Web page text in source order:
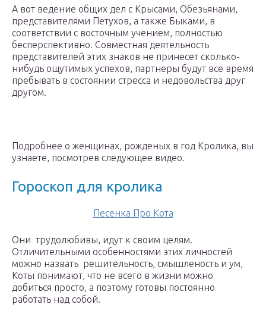
А вот ведение общих дел с Крысами, Обезьянами,
представителями Петухов, а также Быками, в
соответствии с восточным учением, полностью
бесперспективно. Совместная деятельность
представителей этих знаков не принесет сколько-
нибудь ощутимых успехов, партнеры будут все время
пребывать в состоянии стресса и недовольства друг
другом.
Подробнее о женщинах, рожденых в год Кролика, вы
узнаете, посмотрев следующее видео.
Гороскоп для кролика
Песенка Про Кота
Они трудолюбивы, идут к своим целям.
Отличительными особенностями этих личностей
можно назвать решительность, смышленость и ум,
Коты понимают, что не всего в жизни можно
добиться просто, а поэтому готовы постоянно
работать над собой.